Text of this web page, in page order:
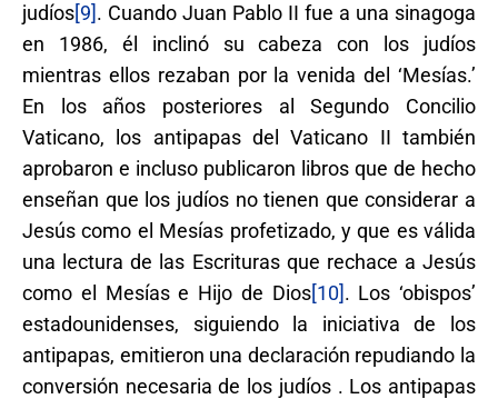
judíos[9]. Cuando Juan Pablo II fue a una sinagoga
en 1986, él inclinó su cabeza con los judíos
mientras ellos rezaban por la venida del ‘Mesías.’
En los años posteriores al Segundo Concilio
Vaticano, los antipapas del Vaticano II también
aprobaron e incluso publicaron libros que de hecho
enseñan que los judíos no tienen que considerar a
Jesús como el Mesías profetizado, y que es válida
una lectura de las Escrituras que rechace a Jesús
como el Mesías e Hijo de Dios[10]. Los ‘obispos’
estadounidenses, siguiendo la iniciativa de los
antipapas, emitieron una declaración repudiando la
conversión necesaria de los judíos . Los antipapas